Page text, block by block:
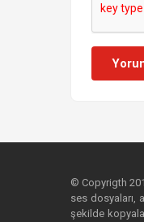
© Copyrigth
ses dosyaları,
şekilde